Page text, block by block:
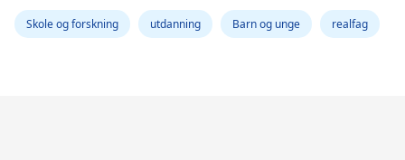
Skole og forskning utdanning Barn og unge realfag